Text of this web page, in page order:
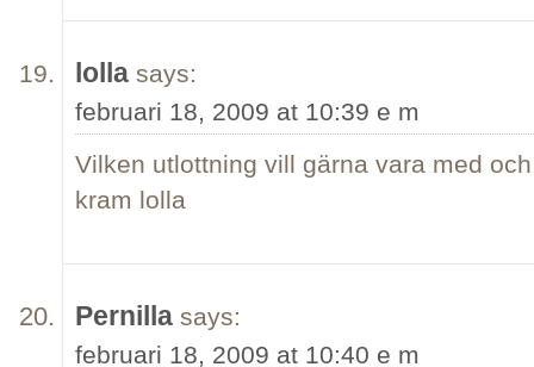
lolla says:
februari 18, 2009 at 10:39 e m
Vilken utlottning vill gärna vara med
kram lolla
Pernilla says:
februari 18, 2009 at 10:40 e m